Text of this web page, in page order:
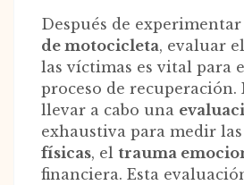
Después de
de motocicleta, evaluar
las víctimas es vital para
proceso de recuperación.
llevar a cabo una
exhaustiva para medir las
físicas, el trauma
financiera. Esta